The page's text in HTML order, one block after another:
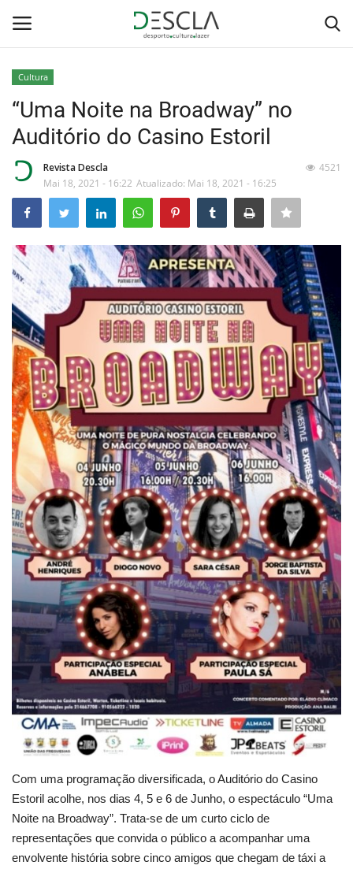
Home
...by Descla
Desporto
Contactos
Sobre Nós
Educação
Estatuto Editorial
Saúde
Ficha técnica
Cultura
Lazer
Ambiente
Cultura
“Uma Noite na Broadway” no
Auditório do Casino Estoril
Revista Descla
Mai 18, 2021 - 16:22 Atualizado: Mai 18, 2021 - 16:25
4521
Com uma programação diversificada, o Auditório do Casino
Estoril acolhe, nos dias 4, 5 e 6 de Junho, o espectáculo “Uma
Noite na Broadway”. Trata-se de um curto ciclo de
representações que convida o público a acompanhar uma
envolvente história sobre cinco amigos que chegam de táxi a